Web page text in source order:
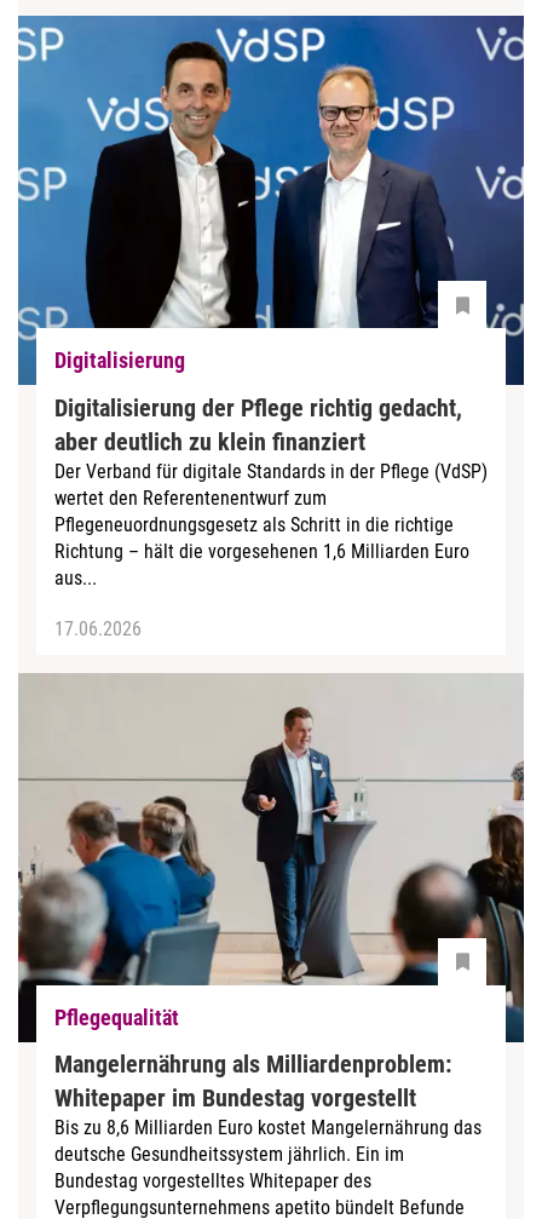
Digitalisierung
Digitalisierung der Pflege richtig gedacht,
aber deutlich zu klein finanziert
Der Verband für digitale Standards in der Pflege (VdSP)
wertet den Referentenentwurf zum
Pflegeneuordnungsgesetz als Schritt in die richtige
Richtung – hält die vorgesehenen 1,6 Milliarden Euro
aus...
17.06.2026
Pflegequalität
Mangelernährung als Milliardenproblem:
Whitepaper im Bundestag vorgestellt
Bis zu 8,6 Milliarden Euro kostet Mangelernährung das
deutsche Gesundheitssystem jährlich. Ein im
Bundestag vorgestelltes Whitepaper des
Verpflegungsunternehmens apetito bündelt Befunde